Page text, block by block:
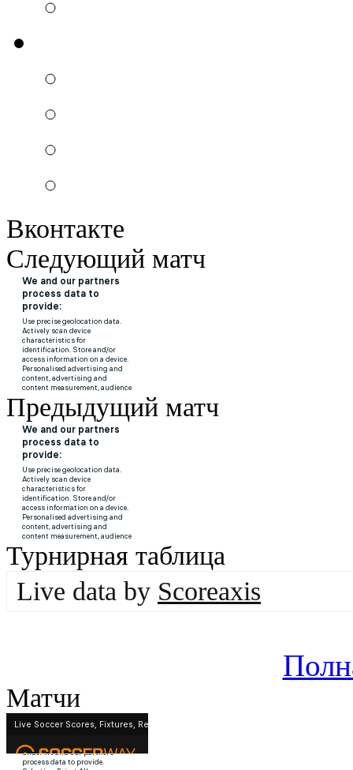
Вконтакте
Следующий матч
Предыдущий матч
Турнирная таблица
Live data by Scoreaxis
Матчи